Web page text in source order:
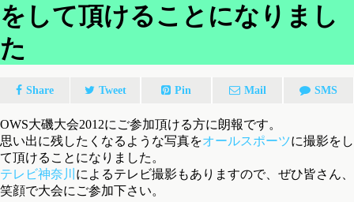
をして頂けることになりまし
た
Share Tweet Pin Mail SMS
OWS大磯大会2012にご参加頂ける方に朗報です。
思い出に残したくなるような写真をオールスポーツに撮影をし
て頂けることになりました。
テレビ神奈川 によるテレビ撮影もありますので、ぜひ皆さん、
笑顔で大会にご参加下さい。